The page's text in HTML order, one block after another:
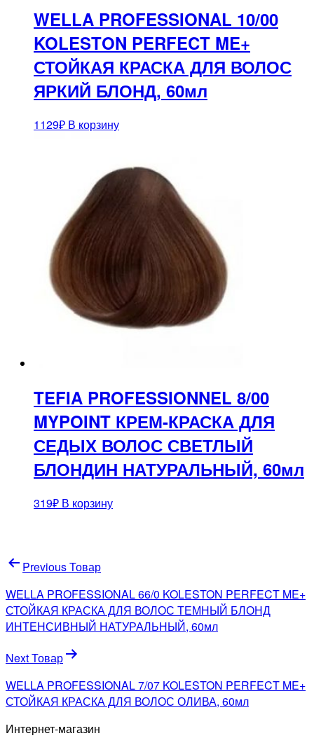
WELLA PROFESSIONAL 10/00
KOLESTON PERFECT ME+
СТОЙКАЯ КРАСКА ДЛЯ ВОЛОС
ЯРКИЙ БЛОНД, 60мл
1129₽ В корзину
TEFIA PROFESSIONNEL 8/00
MYPOINT КРЕМ-КРАСКА ДЛЯ
СЕДЫХ ВОЛОС СВЕТЛЫЙ
БЛОНДИН НАТУРАЛЬНЫЙ, 60мл
319₽ В корзину
Навигация
по
записям
Previous Товар
WELLA PROFESSIONAL 66/0 KOLESTON PERFECT ME+
СТОЙКАЯ КРАСКА ДЛЯ ВОЛОС ТЕМНЫЙ БЛОНД
ИНТЕНСИВНЫЙ НАТУРАЛЬНЫЙ, 60мл
Next Товар
WELLA PROFESSIONAL 7/07 KOLESTON PERFECT ME+
СТОЙКАЯ КРАСКА ДЛЯ ВОЛОС ОЛИВА, 60мл
Интернет-магазин